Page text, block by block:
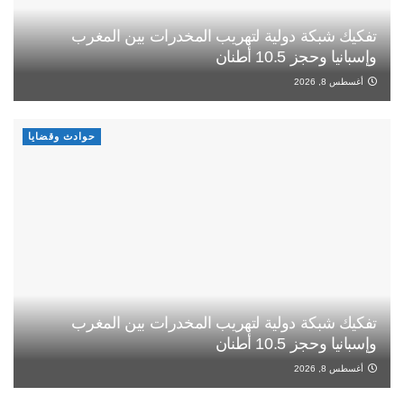
تفكيك شبكة دولية لتهريب المخدرات بين المغرب
وإسبانيا وحجز 10.5 أطنان
أغسطس 8, 2026
حوادث وقضايا
تفكيك شبكة دولية لتهريب المخدرات بين المغرب
وإسبانيا وحجز 10.5 أطنان
أغسطس 8, 2026